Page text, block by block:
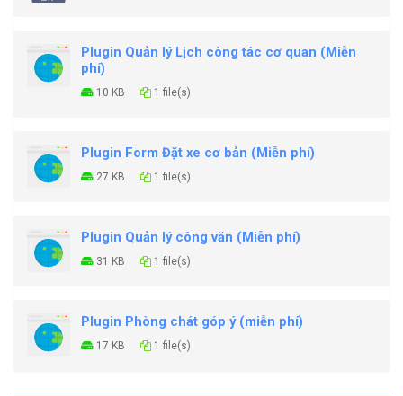
Plugin Quản lý Lịch công tác cơ quan (Miễn
phí)
10 KB 1 file(s)
Plugin Form Đặt xe cơ bản (Miễn phí)
27 KB 1 file(s)
Plugin Quản lý công văn (Miễn phí)
31 KB 1 file(s)
Plugin Phòng chát góp ý (miễn phí)
17 KB 1 file(s)